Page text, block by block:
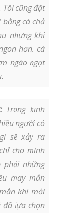
Tôi cũng đặt
bằng cá chả
nhưng khi
hơn, cá
ngào ngạt
Trong kinh
người có
sẽ xảy ra
cho mình
phải những
may mắn
khi mới
đã lựa chọn